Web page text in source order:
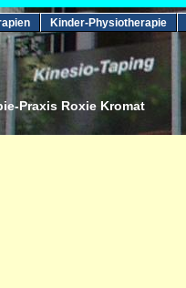
Kinder-Physiotherapie
Praxis Roxie Kromat